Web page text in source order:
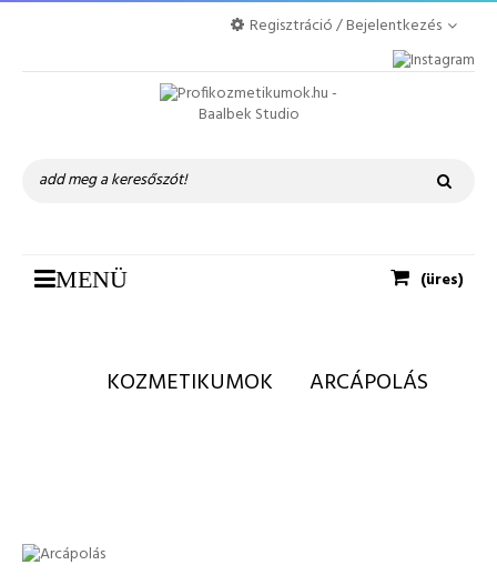
Regisztráció / Bejelentkezés
(üres)
ToggleMENÜ
KOZMETIKUMOK ARCÁPOLÁS